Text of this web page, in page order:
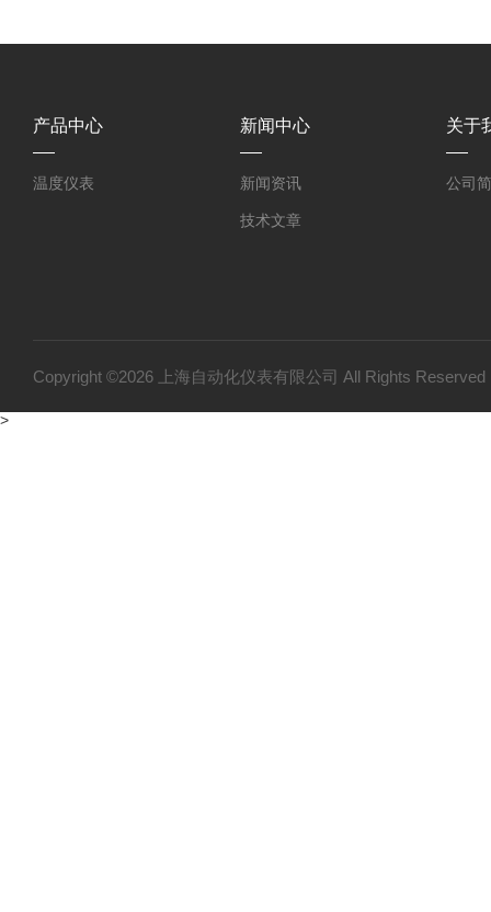
产品中心
温度仪表
新闻中心
新闻资讯
技术文章
关于
公司
Copyright ©2026 上海自动化仪表有限公司 All Rights
>